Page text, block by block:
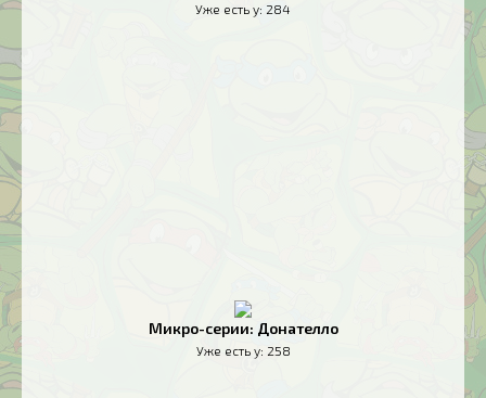
Уже есть у: 284
Микро-серии: Донателло
Уже есть у: 258